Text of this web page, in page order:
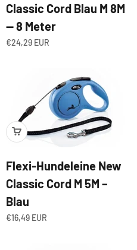
Classic Cord Blau M 8M
— 8 Meter
Angebot
€24,29 EUR
Flexi-Hundeleine New
Classic Cord M 5M –
Blau
Angebot
€16,49 EUR